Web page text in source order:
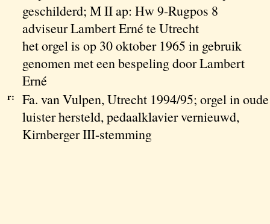
geschilderd; M II ap: Hw 9-Rugpos 8
adviseur Lambert Erné te Utrecht
het orgel is op 30 oktober 1965 in gebruik
genomen met een bespeling door Lambert
Erné
r:
Fa. van Vulpen, Utrecht 1994/95; orgel in oude
luister hersteld, pedaalklavier vernieuwd,
Kirnberger III-stemming